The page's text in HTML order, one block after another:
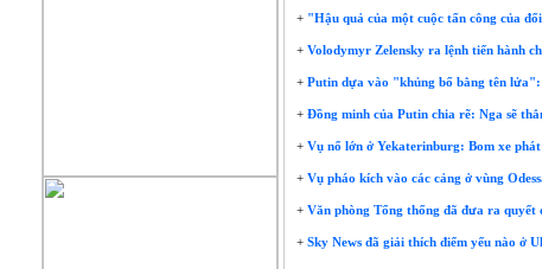
+"Hậu quả của một cuộc tấn công của
+Volodymyr Zelensky ra lệnh tiến hành
+Putin dựa vào "khủng bố bằng tên lửa":
+Đồng minh của Putin chia rẽ: Nga sẽ
+Vụ nổ lớn ở Yekaterinburg: Bom xe
+Vụ pháo kích vào các cảng ở vùng
+Văn phòng Tổng thống đã đưa ra quyết
+Sky News đã giải thích điểm yếu nào ở